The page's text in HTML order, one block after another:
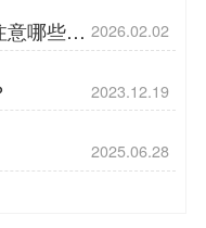
哪些事 2026.02.02
2023.12.19
2025.06.28